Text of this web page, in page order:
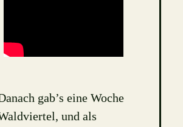
gab’s eine Woche
und als